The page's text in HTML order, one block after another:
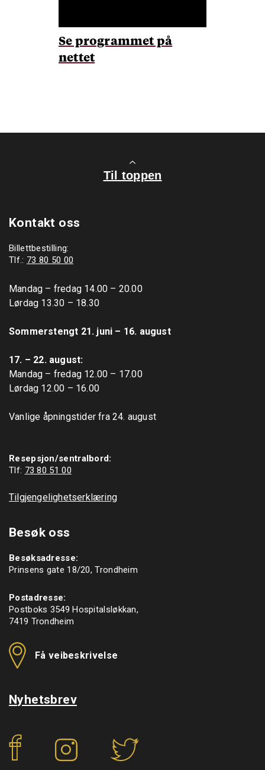
Se programmet på
nettet
Til toppen
Kontakt oss
Billettbestilling:
Tlf.: 73 80 50 00
Mandag – fredag 14.00 – 20.00
Lørdag 13.30 – 18.30
Sommerstengt 21. juni – 16. august
17. – 22. august:
Mandag – fredag 12.00 – 17.00
Lørdag 12.00 – 16.00
Vanlige åpningstider fra 24. august
Resepsjon/sentralbord:
Tlf: 73 80 51 00
Tilgjengelighetserklæring
Besøk oss
Besøksadresse:
Prinsens gate 18/20, Trondheim
Postadresse:
Postboks 3549 Hospitalsløkkan,
7419 Trondheim
Få veibeskrivelse
Nyhetsbrev
f